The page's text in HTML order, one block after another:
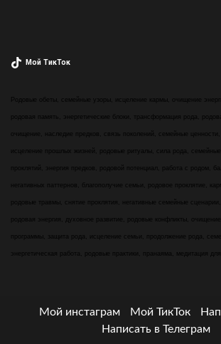
Мой ТикТок
Родовые обеты, семейные узоры, исцеление кармы, очищение
родовая память, энергетические блоки, трансформация рода,
очищение, наследие предков, связь поколений, семейные
исцеление прошлых жизней, родовые ритуалы, сила рода, семейные
проклятий, энергия предков, родовой потенциал, работа с родом,
негативных паттернов, благополучие семьи, родовое проклятие,
родовые травмы, снятие проклятия, негативные семейные сценарии,
родовая энергия, духовное развитие, родовые конфликты,
программы, защита рода, исцеление семьи, продолжение рода,
энергетическая работа, родовые практики, пранаяма, медитация для
Мой инстаграм Мой ТикТок
Написать в Телеграм